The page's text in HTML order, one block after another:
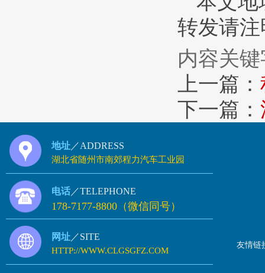
转发请注
内容关
上一篇：
下一篇：
地址 ／ADDRESS
湖北省随州市南郊程力汽车工业园
电话 ／TELEPHONE
178-7177-8800（微信同号）
网址 ／SITE
HTTP://WWW.CLGSGFZ.COM
友情链